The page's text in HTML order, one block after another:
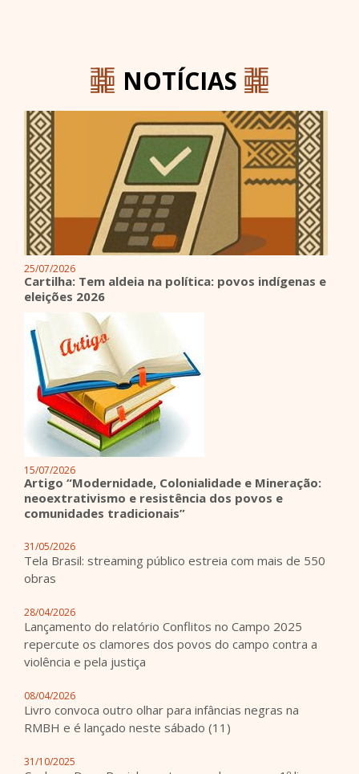
NOTÍCIAS
Atenção comunidades quilombolas! Cartilha
sobre saneamento quilombola
25/07/2026
Cartilha: Tem aldeia na política: povos indígenas e
eleições 2026
15/07/2026
Artigo “Modernidade, Colonialidade e Mineração:
neoextrativismo e resistência dos povos e
comunidades tradicionais”
31/05/2026
Tela Brasil: streaming público estreia com mais de 550
obras
28/04/2026
Lançamento do relatório Conflitos no Campo 2025
repercute os clamores dos povos do campo contra a
violência e pela justiça
08/04/2026
Livro convoca outro olhar para infâncias negras na
RMBH e é lançado neste sábado (11)
31/10/2025